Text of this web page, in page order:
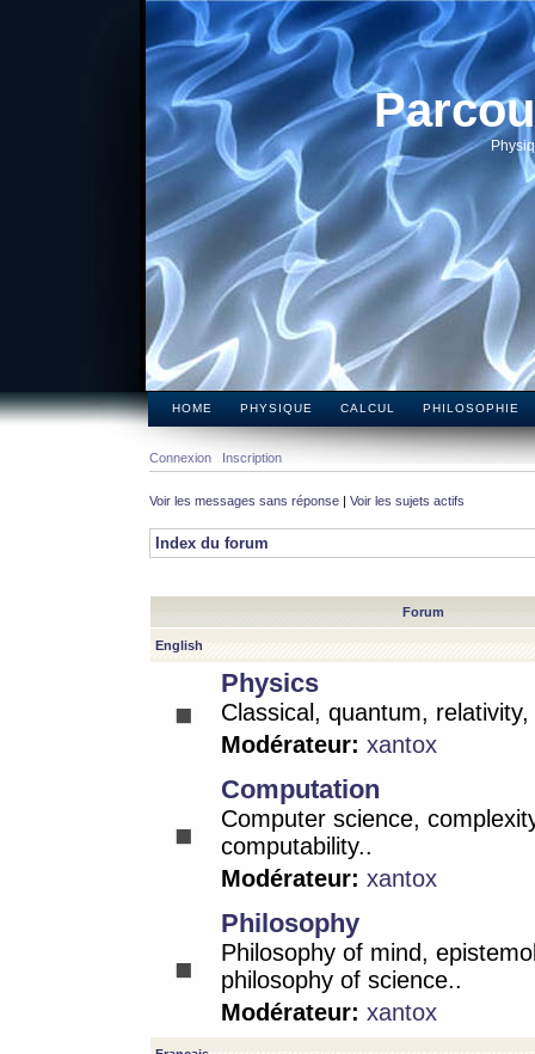
HOME PHYSIQUE CALCUL PHILOSOPHIE
Connexion Inscription
Voir les messages sans réponse | Voir les sujets actifs
Index du forum
Forum
English
Physics
Classical, quantum,
Modérateur: xantox
Computation
Computer science,
computability..
Modérateur: xantox
Philosophy
Philosophy of mind,
philosophy of science..
Modérateur: xantox